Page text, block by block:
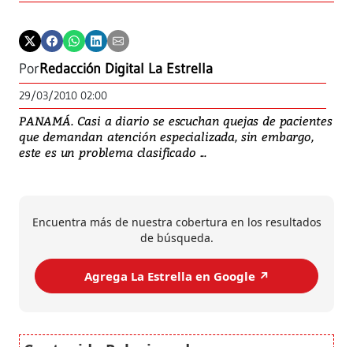
PorRedacción Digital La Estrella
29/03/2010 02:00
PANAMÁ. Casi a diario se escuchan quejas de pacientes
que demandan atención especializada, sin embargo,
este es un problema clasificado ...
Encuentra más de nuestra cobertura en los resultados
de búsqueda.
Agrega La Estrella en Google ↗️